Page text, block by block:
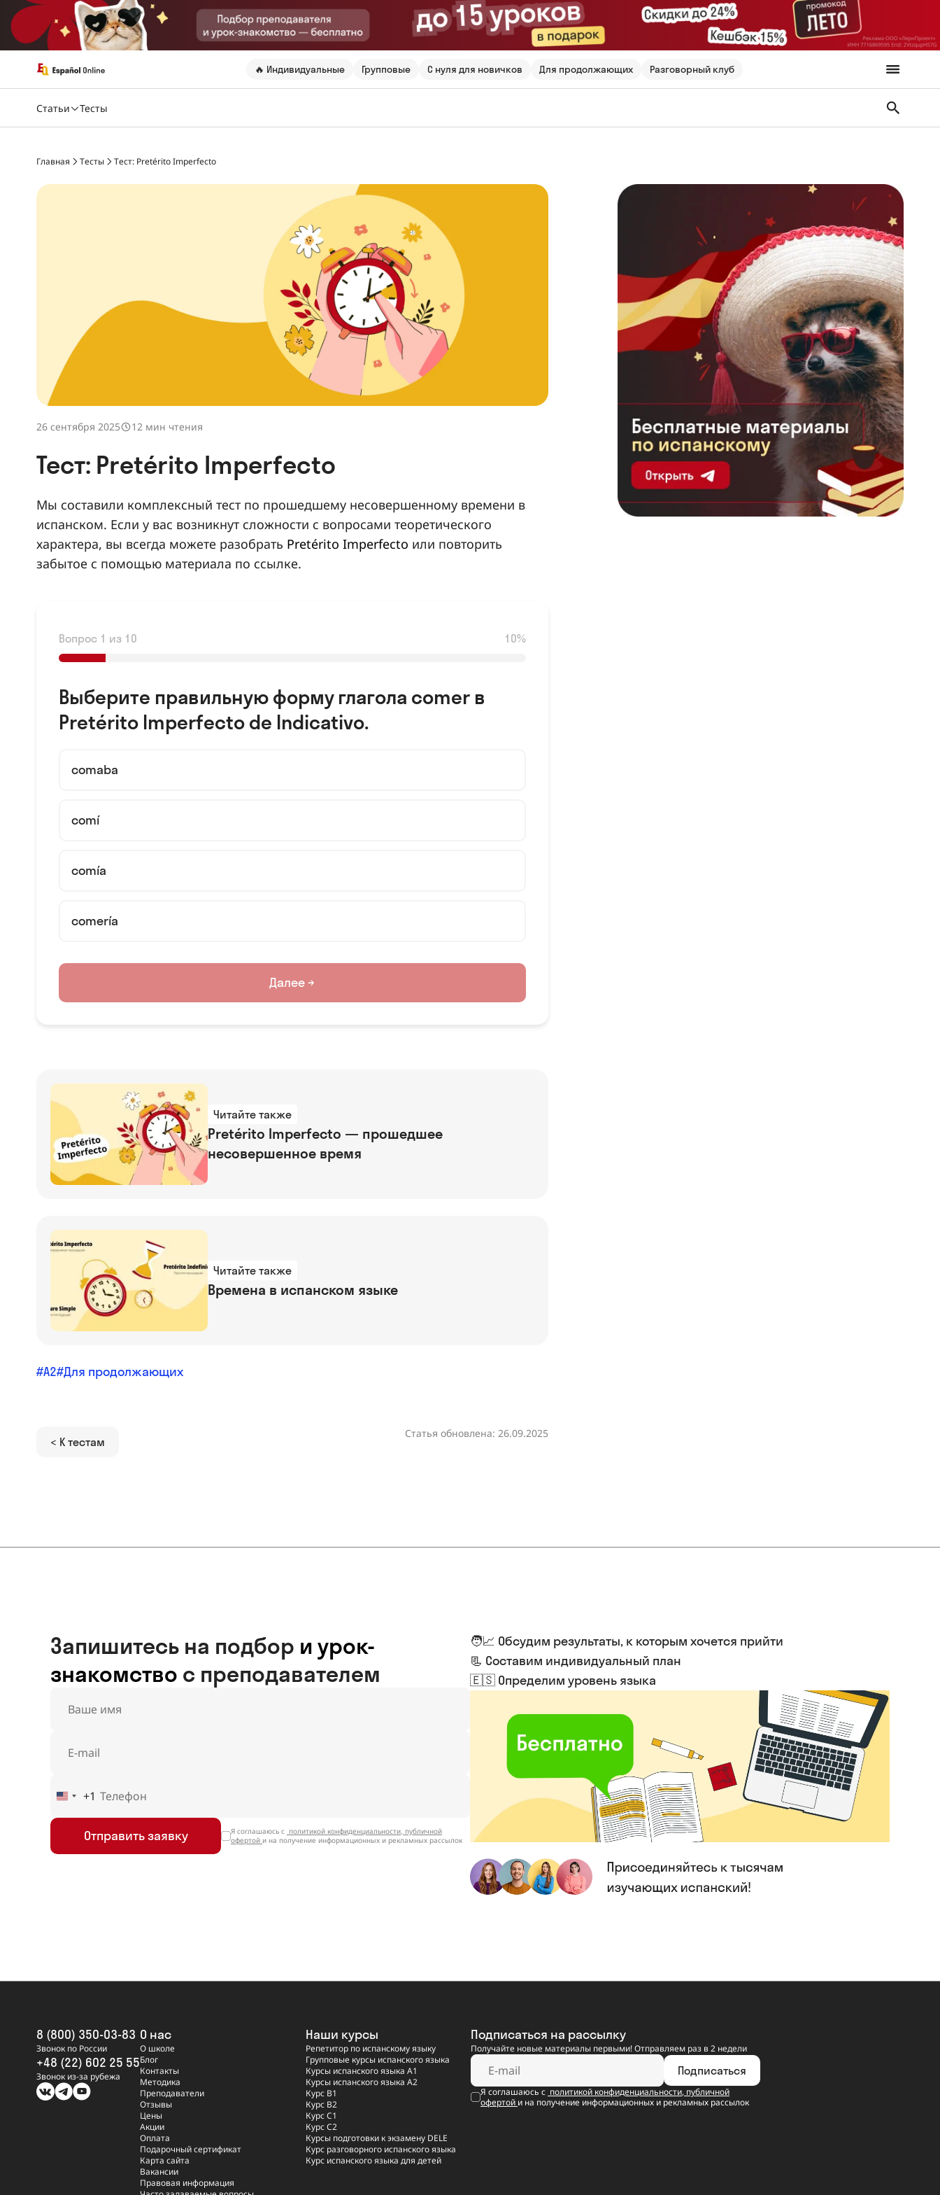
🔥 Индивидуальные Групповые С нуля для новичков Для продолжающих Разговорный клуб
Статьи Тесты
Главная Тесты Тест: Pretérito Imperfecto
26 сентября 2025 12 мин чтения
Тест: Pretérito Imperfecto
Мы составили комплексный тест по прошедшему несовершенному времени в
испанском. Если у вас возникнут сложности с вопросами теоретического
характера, вы всегда можете разобрать Pretérito Imperfecto или повторить
забытое с помощью материала по ссылке.
Вопрос 1 из 10 10%
Выберите правильную форму глагола comer в
Pretérito Imperfecto de Indicativo.
comaba
comí
comía
comería
Далее →
Читайте также
Pretérito Imperfecto — прошедшее
несовершенное время
Читайте также
Времена в испанском языке
A2 Для продолжающих
< К тестам
Статья обновлена: 26.09.2025
Запишитесь на подбор и урок-
знакомство с преподавателем
United
States
+1
Отправить заявку Я соглашаюсь с политикой конфиденциальности, публичной
офертой и на получение информационных и рекламных рассылок
🧑📈 Обсудим результаты, к которым хочется прийти
📃 Составим индивидуальный план
🇪🇸 Определим уровень языка
8 (800) 350-03-83
Звонок по России
+48 (22) 602 25 55
Звонок из-за рубежа
О нас
О школе
Блог
Контакты
Методика
Преподаватели
Отзывы
Цены
Акции
Оплата
Подарочный сертификат
Карта сайта
Вакансии
Правовая информация
Наши курсы
Репетитор по испанскому языку
Групповые курсы испанского языка
Курсы испанского языка A1
Курсы испанского языка A2
Курс B1
Курс B2
Курс C1
Курс C2
Курсы подготовки к экзамену DELE
Курс разговорного испанского языка
Курс испанского языка для детей
Подписаться на рассылку
Получайте новые материалы первыми! Отправляем раз в 2 недели
Подписаться
Я соглашаюсь с политикой конфиденциальности, публичной
офертой и на получение информационных и рекламных рассылок